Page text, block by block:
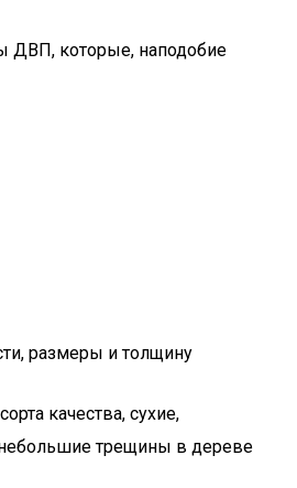
ДВП, которые, наподобие
размеры и толщину
качества, сухие,
трещины в дереве